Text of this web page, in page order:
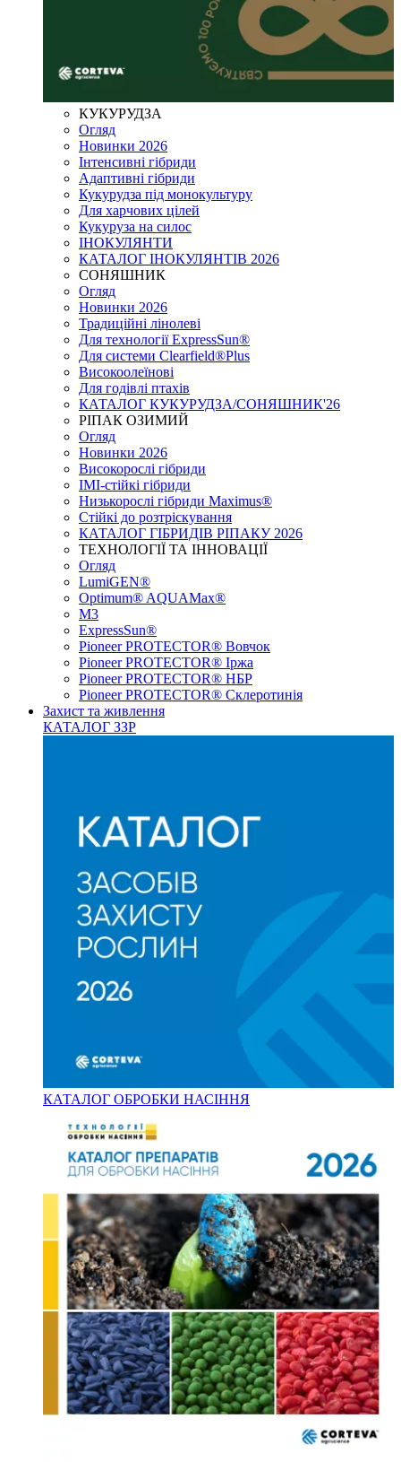
КУКУРУДЗА
Огляд
Новинки 2026
Інтенсивні гібриди
Адаптивні гібриди
Кукурудза під монокультуру
Для харчових цілей
Кукуруза на силос
ІНОКУЛЯНТИ
КАТАЛОГ ІНОКУЛЯНТІВ 2026
СОНЯШНИК
Огляд
Новинки 2026
Традиційні лінолеві
Для технології ExpressSun®
Для системи Clearfield®Plus
Високоолеїнові
Для годівлі птахів
КАТАЛОГ КУКУРУДЗА/СОНЯШНИК'26
РІПАК ОЗИМИЙ
Огляд
Новинки 2026
Високорослі гібриди
IMI-стійкі гібриди
Низькорослі гібриди Maximus®
Стійкі до розтріскування
КАТАЛОГ ГІБРИДІВ РІПАКУ 2026
ТЕХНОЛОГІЇ ТА ІННОВАЦІЇ
Огляд
LumiGEN®
Optimum® AQUAMax®
М3
ExpressSun®
Pioneer PROTECTOR® Вовчок
Pioneer PROTECTOR® Іржа
Pioneer PROTECTOR® НБР
Pioneer PROTECTOR® Склеротинія
Захист та живлення
КАТАЛОГ ЗЗР
КАТАЛОГ ОБРОБКИ НАСІННЯ